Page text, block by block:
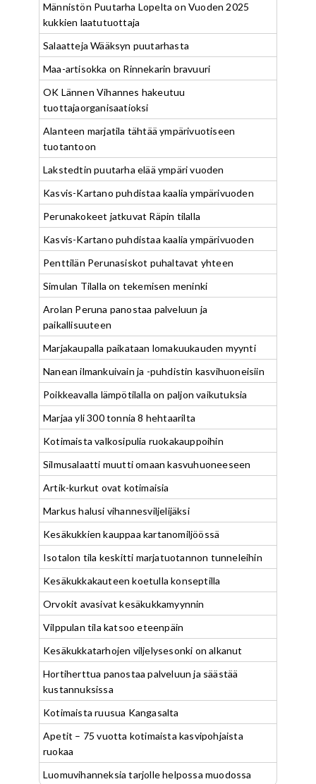
Männistön Puutarha Lopelta on Vuoden 2025
kukkien laatutuottaja
Salaatteja Wääksyn puutarhasta
Maa-artisokka on Rinnekarin bravuuri
OK Lännen Vihannes hakeutuu
tuottajaorganisaatioksi
Alanteen marjatila tähtää ympärivuotiseen
tuotantoon
Lakstedtin puutarha elää ympäri vuoden
Kasvis-Kartano puhdistaa kaalia ympärivuoden
Perunakokeet jatkuvat Räpin tilalla
Kasvis-Kartano puhdistaa kaalia ympärivuoden
Penttilän Perunasiskot puhaltavat yhteen
Simulan Tilalla on tekemisen meninki
Arolan Peruna panostaa palveluun ja
paikallisuuteen
Marjakaupalla paikataan lomakuukauden myynti
Nanean ilmankuivain ja -puhdistin kasvihuoneisiin
Poikkeavalla lämpötilalla on paljon vaikutuksia
Marjaa yli 300 tonnia 8 hehtaarilta
Kotimaista valkosipulia ruokakauppoihin
Silmusalaatti muutti omaan kasvuhuoneeseen
Artik-kurkut ovat kotimaisia
Markus halusi vihannesviljelijäksi
Kesäkukkien kauppaa kartanomiljöössä
Isotalon tila keskitti marjatuotannon tunneleihin
Kesäkukkakauteen koetulla konseptilla
Orvokit avasivat kesäkukkamyynnin
Vilppulan tila katsoo eteenpäin
Kesäkukkatarhojen viljelysesonki on alkanut
Hortiherttua panostaa palveluun ja säästää
kustannuksissa
Kotimaista ruusua Kangasalta
Apetit – 75 vuotta kotimaista kasvipohjaista
ruokaa
Luomuvihanneksia tarjolle helpossa muodossa